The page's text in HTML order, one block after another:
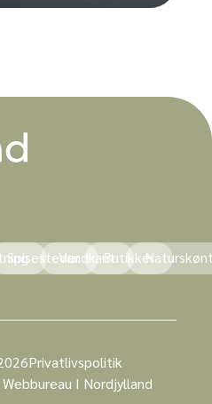
SpisestederVandkantButikker
Privatlivspolitik
I Nordjylland